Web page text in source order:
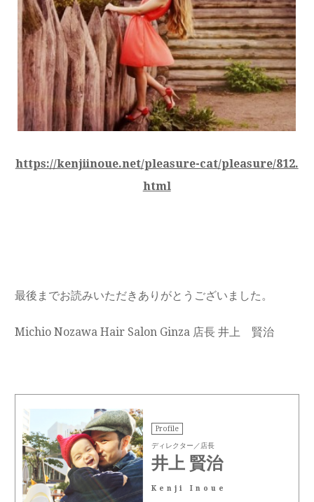
https://kenjiinoue.net/pleasure-cat/pleasure/812.
html
最後までお読みいただきありがとうございました。
Michio Nozawa Hair Salon Ginza 店長 井上 賢治
Profile
ディレクター／店長
井上 賢治
Kenji Inoue